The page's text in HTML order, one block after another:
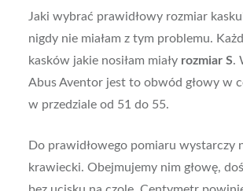
Jaki wybrać prawidłowy rozmiar
nigdy nie miałam z tym problemu.
kasków jakie nosiłam miały rozmiar S.
Abus Aventor jest to obwód głowy w
w przedziale od 51 do 55.
Do prawidłowego pomiaru wystarczy
krawiecki. Obejmujemy nim głowę,